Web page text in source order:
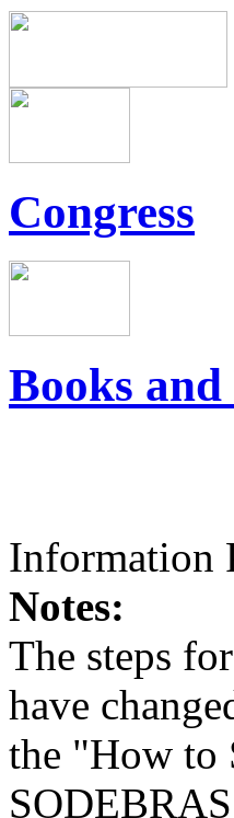
Congress
Books
Information
Notes:
The steps
have
the "How to